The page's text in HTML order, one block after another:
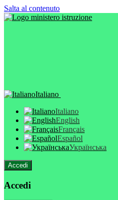
Salta al contenuto
Italiano
Italiano
English
Français
Español
Українська
Accedi
Accedi